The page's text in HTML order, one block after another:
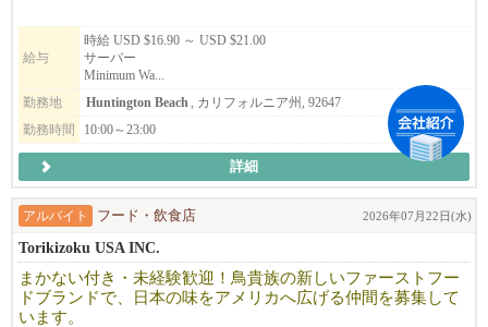
一緒に地域のお客様に愛されるお店を作っていきましょう！
給与
時給 USD $16.90 ～ USD $21.00
サーバー
Minimum Wa...
勤務地
Huntington Beach
, カリフォルニア州, 92647
勤務時間
10:00～23:00
詳細
アルバイト フード・飲食店 2026年07月22日(水)
Torikizoku USA INC.
まかない付き・未経験歓迎！鳥貴族の新しいファーストフー
ドブランドで、日本の味をアメリカへ広げる仲間を募集して
います。